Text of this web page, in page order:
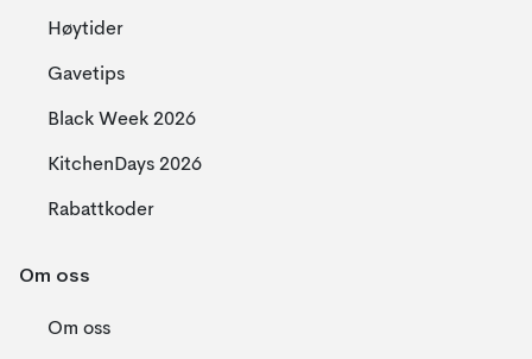
Høytider
Gavetips
Black Week 2026
KitchenDays 2026
Rabattkoder
Om oss
Om oss